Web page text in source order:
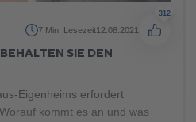
7 Min. Lesezeit12.08.2021
312
SIE DEN
Eigenheims erfordert
kommt es an und was